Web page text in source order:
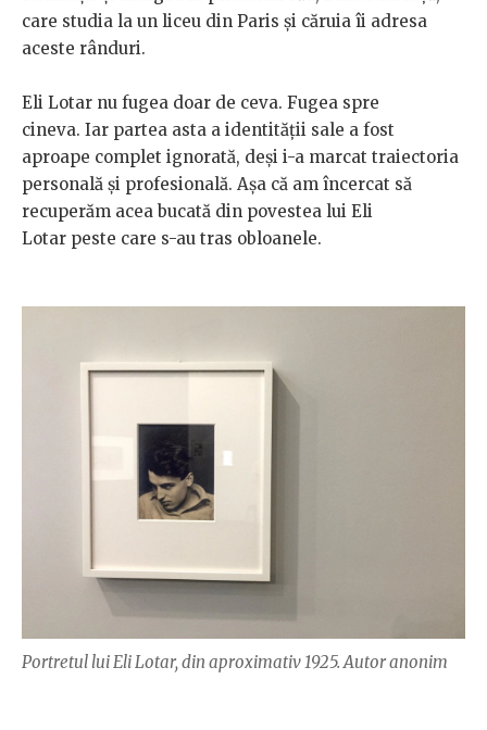
care studia la un liceu din Paris și căruia îi adresa
aceste rânduri.
Eli Lotar nu fugea doar de ceva. Fugea spre
cineva. Iar partea asta a identității sale a fost
aproape complet ignorată, deși i-a marcat traiectoria
personală și profesională. Așa că am încercat să
recuperăm acea bucată din povestea lui Eli
Lotar peste care s-au tras obloanele.
Portretul lui Eli Lotar, din aproximativ 1925. Autor anonim